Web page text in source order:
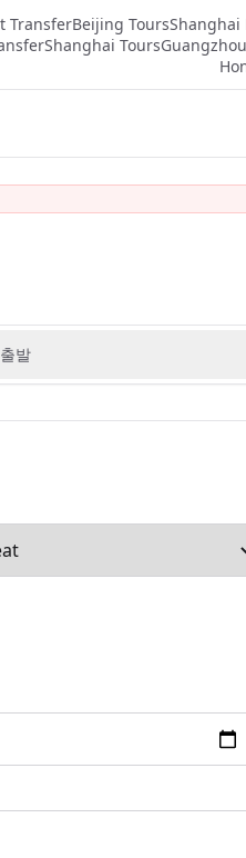
TransferBeijing ToursShanghai
Shanghai Tours
출발